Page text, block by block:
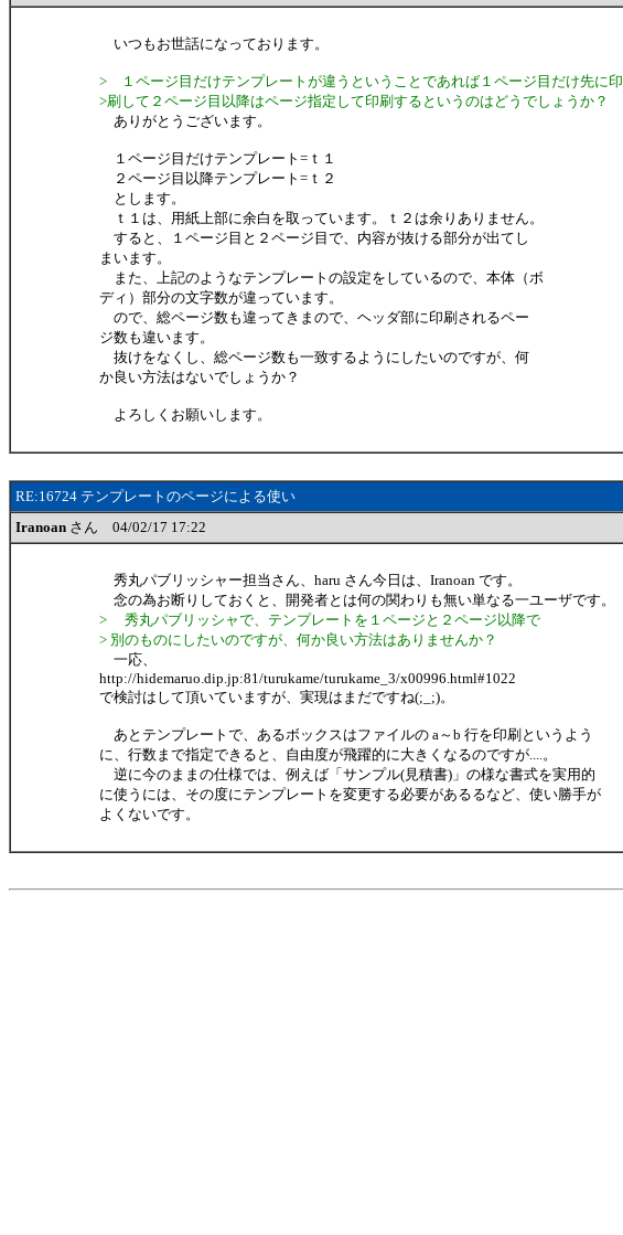
いつもお世話になっております。
> １ページ目だけテンプレートが違うということであれば１ページ目だけ先に印
>刷して２ページ目以降はページ指定して印刷するというのはどうでしょうか？
ありがとうございます。
１ページ目だけテンプレート=ｔ１
２ページ目以降テンプレート=ｔ２
とします。
ｔ１は、用紙上部に余白を取っています。ｔ２は余りありません。
すると、１ページ目と２ページ目で、内容が抜ける部分が出てし
まいます。
また、上記のようなテンプレートの設定をしているので、本体（ボ
ディ）部分の文字数が違っています。
ので、総ページ数も違ってきまので、ヘッダ部に印刷されるペー
ジ数も違います。
抜けをなくし、総ページ数も一致するようにしたいのですが、何
か良い方法はないでしょうか？
よろしくお願いします。
RE:16724 テンプレートのページによる使い
Iranoan さん 04/02/17 17:22
秀丸パブリッシャー担当さん、haru さん今日は、Iranoan です。
念の為お断りしておくと、開発者とは何の関わりも無い単なる一ユーザです。
> 秀丸パブリッシャで、テンプレートを１ページと２ページ以降で
> 別のものにしたいのですが、何か良い方法はありませんか？
一応、
http://hidemaruo.dip.jp:81/turukame/turukame_3/x00996.html#1022
で検討はして頂いていますが、実現はまだですね(;_;)。
あとテンプレートで、あるボックスはファイルの a～b 行を印刷というよう
に、行数まで指定できると、自由度が飛躍的に大きくなるのですが....。
逆に今のままの仕様では、例えば「サンプル(見積書)」の様な書式を実用的
に使うには、その度にテンプレートを変更する必要があるるなど、使い勝手が
よくないです。